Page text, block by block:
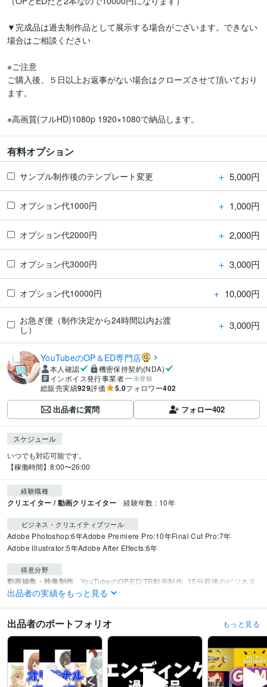
▼完成品は過去制作品として展示する場合がございます。できない
場合はご相談ください
※ご注意
ご購入後、５日以上お返事がない場合はクローズさせて頂いており
ます。
※高画質(フルHD)1080p 1920×1080で納品します。
有料オプション
サンプル制作後のテンプレート変更 ＋ 5,000円
オプション代1000円 ＋ 1,000円
オプション代2000円 ＋ 2,000円
オプション代3000円 ＋ 3,000円
オプション代10000円 ＋ 10,000円
お急ぎ便（制作決定から24時間以内お渡
し）
＋ 3,000円
YouTubeのOP＆ED専門店
本人確認
機密保持契約(NDA)
インボイス発行事業者
未登録
総販売実績929評価 5.0フォロワー402
出品者に質問 フォロー402
スケジュール
いつでも対応可能です。
【稼働時間】8:00〜26:00
経験職種
クリエイター / 動画クリエイター 経験年数 : 10年
ビジネス・クリエイティブツール
Adobe Photoshop:6年Adobe Premiere Pro:10年Final Cut Pro:7年
Adobe Illustrator:5年Adobe After Effects:6年
得意分野
動画編集・映像制作 YouTubeのOP/ED/TR動画制作 15分前後のビジネス
動画
出品者の実績をもっと見る
出品者のポートフォリオ もっと見る